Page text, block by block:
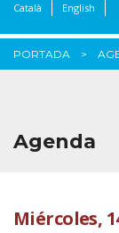
Català English
PORTADA
Agenda
Miércoles,